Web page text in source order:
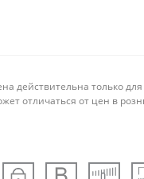
действительна только
отличаться от цен в